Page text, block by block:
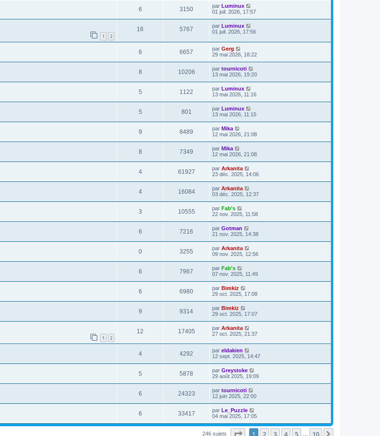
6 3150 par Luminux
01 juil. 2026, 17:57
1 2
16 5767 par Luminux
01 juil. 2026, 17:56
6 6657 par Gerg
29 mai 2026, 18:22
8 10206 par tournicoti
13 mai 2026, 19:20
5 1122 par Luminux
13 mai 2026, 11:16
5 801 par Luminux
13 mai 2026, 11:15
9 8489 par Mika
12 mai 2026, 21:08
8 7349 par Mika
12 mai 2026, 21:08
4 61927 par Arkanita
23 déc. 2025, 14:06
4 16084 par Arkanita
03 déc. 2025, 12:37
3 10555 par Fab's
22 nov. 2025, 11:58
6 7216 par Gotman
21 nov. 2025, 14:38
0 3255 par Arkanita
09 nov. 2025, 12:56
6 7967 par Fab's
07 nov. 2025, 11:49
6 6980 par Bimkiz
29 oct. 2025, 17:08
9 9314 par Bimkiz
29 oct. 2025, 17:07
1 2
12 17405 par Arkanita
27 oct. 2025, 21:37
4 4292 par eldakien
12 sept. 2025, 14:47
5 5878 par Greystoke
29 août 2025, 19:09
6 24323 par tournicoti
12 juin 2025, 22:00
6 33417 par Le_Puzzle
04 mai 2025, 17:05
246 sujets Page sur10 …